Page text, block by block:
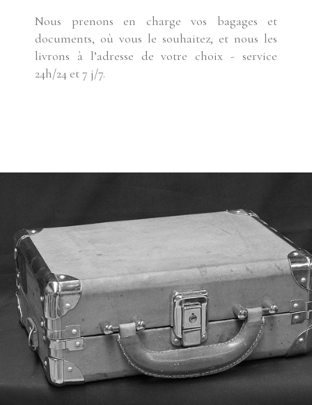
Nous prenons en charge vos bagages et
documents, où vous le souhaitez, et nous les
livrons à l’adresse de votre choix - service
24h/24 et 7 j/7.